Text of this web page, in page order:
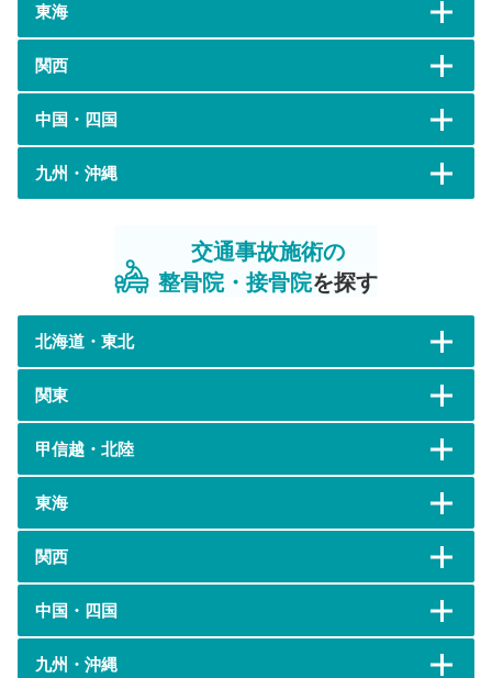
東海
関西
中国・四国
九州・沖縄
交通事故施術の
整骨院・接骨院を探す
北海道・東北
関東
甲信越・北陸
東海
関西
中国・四国
九州・沖縄